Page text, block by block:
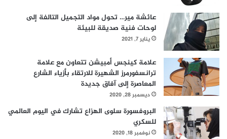
عائشة مير… تحول مواد التجميل التالفة إلى
لوحات فنية صديقة للبيئة
يناير 7, 2021
علامة كينجس أمبيشن تتعاون مع علامة
ترانسفورمرز الشهيرة للارتقاء بأزياء الشارع
المعاصرة إلى آفاق جديدة
ديسمبر 28, 2020
البروفسورة سلوى الهزاع تشارك في اليوم العالمي
للسكري
نوفمبر 18, 2020